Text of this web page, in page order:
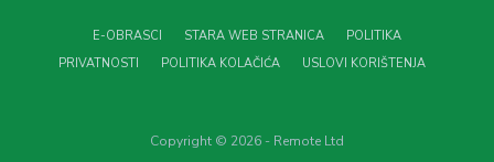
E-OBRASCI STARA WEB STRANICA
POLITIKA
PRIVATNOSTI
POLITIKA KOLAČIĆA USLOVI KORIŠTENJA
Copyright © 2026 - Remote Ltd